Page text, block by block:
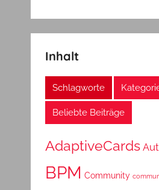
Inhalt
Schlagworte
Beliebte Beiträge
AdaptiveCards
BPM Community